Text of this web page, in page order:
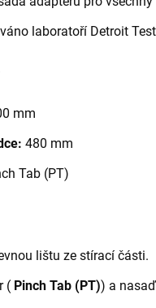
laboratoří Detroit
mm
480 mm
Tab (PT)
lištu ze stírací části.
( Pinch Tab (PT)) a